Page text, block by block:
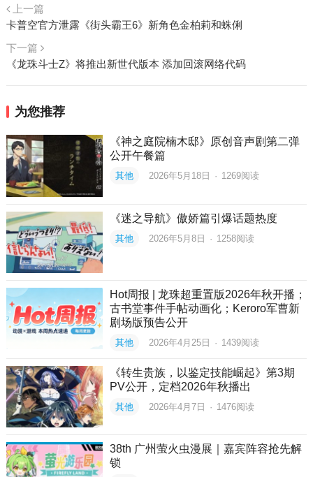
上一篇
卡普空官方泄露《街头霸王6》新角色金柏莉和蛛俐
下一篇
《龙珠斗士Z》将推出新世代版本 添加回滚网络代码
为您推荐
《神之庭院楠木邸》原创音声剧第二弹
公开午餐篇
其他 2026年5月18日 · 1269阅读
《迷之导航》傲娇篇引爆话题热度
其他 2026年5月8日 · 1258阅读
Hot周报 | 龙珠超重置版2026年秋开播；
古书堂事件手帖动画化；Keroro军曹新
剧场版预告公开
其他 2026年4月25日 · 1439阅读
《转生贵族，以鉴定技能崛起》第3期
PV公开，定档2026年秋播出
其他 2026年4月7日 · 1476阅读
38th 广州萤火虫漫展｜嘉宾阵容抢先解
锁